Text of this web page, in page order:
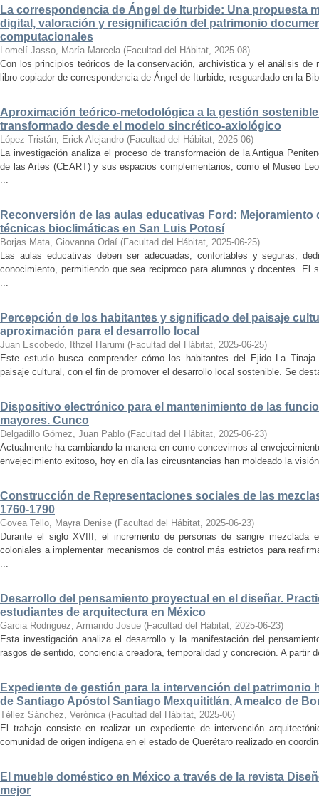
La correspondencia de Ángel de Iturbide: Una propuesta
digital, valoración y resignificación del patrimonio
computacionales
Lomelí Jasso, María Marcela (Facultad del Hábitat, 2025-08)
Con los principios teóricos de la conservación, archivistica y el análisis de
libro copiador de correspondencia de Ángel de Iturbide, resguardado en la
Aproximación teórico-metodológica a la gestión
transformado desde el modelo sincrético-axiológico
López Tristán, Erick Alejandro (Facultad del Hábitat, 2025-06)
La investigación analiza el proceso de transformación de la Antigua
de las Artes (CEART) y sus espacios complementarios, como el Museo
...
Reconversión de las aulas educativas Ford:
técnicas bioclimáticas en San Luis Potosí
Borjas Mata, Giovanna Odaí (Facultad del Hábitat, 2025-06-25)
Las aulas educativas deben ser adecuadas, confortables y seguras,
conocimiento, permitiendo que sea reciproco para alumnos y docentes. El
...
Percepción de los habitantes y significado del paisaje
aproximación para el desarrollo local
Juan Escobedo, Ithzel Harumi (Facultad del Hábitat, 2025-06-25)
Este estudio busca comprender cómo los habitantes del Ejido La
paisaje cultural, con el fin de promover el desarrollo local sostenible. Se
Dispositivo electrónico para el mantenimiento de las
mayores. Cunco
Delgadillo Gómez, Juan Pablo (Facultad del Hábitat, 2025-06-23)
Actualmente ha cambiando la manera en como concevimos al
envejecimiento exitoso, hoy en día las circusntancias han moldeado la
Construcción de Representaciones sociales de las
1760-1790
Govea Tello, Mayra Denise (Facultad del Hábitat, 2025-06-23)
Durante el siglo XVIII, el incremento de personas de sangre
coloniales a implementar mecanismos de control más estrictos para
...
Desarrollo del pensamiento proyectual en el diseñar.
estudiantes de arquitectura en México
Garcia Rodriguez, Armando Josue (Facultad del Hábitat, 2025-06-23)
Esta investigación analiza el desarrollo y la manifestación del
rasgos de sentido, conciencia creadora, temporalidad y concreción. A partir
Expediente de gestión para la intervención del patrimonio
de Santiago Apóstol Santiago Mexquititlán, Amealco de
Téllez Sánchez, Verónica (Facultad del Hábitat, 2025-06)
El trabajo consiste en realizar un expediente de intervención
comunidad de origen indígena en el estado de Querétaro realizado en
El mueble doméstico en México a través de la revista
mejor